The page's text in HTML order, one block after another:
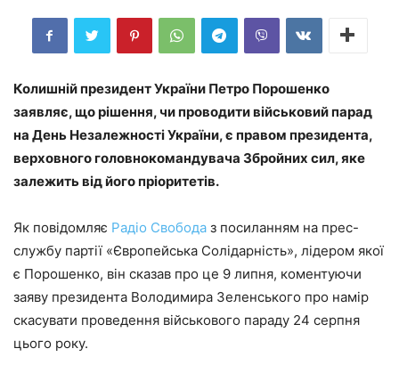
Колишній президент України Петро Порошенко
заявляє, що рішення, чи проводити військовий парад
на День Незалежності України, є правом президента,
верховного головнокомандувача Збройних сил, яке
залежить від його пріоритетів.
Як повідомляє Радіо Свобода з посиланням на прес-
службу партії «Європейська Солідарність», лідером якої
є Порошенко, він сказав про це 9 липня, коментуючи
заяву президента Володимира Зеленського про намір
скасувати проведення військового параду 24 серпня
цього року.